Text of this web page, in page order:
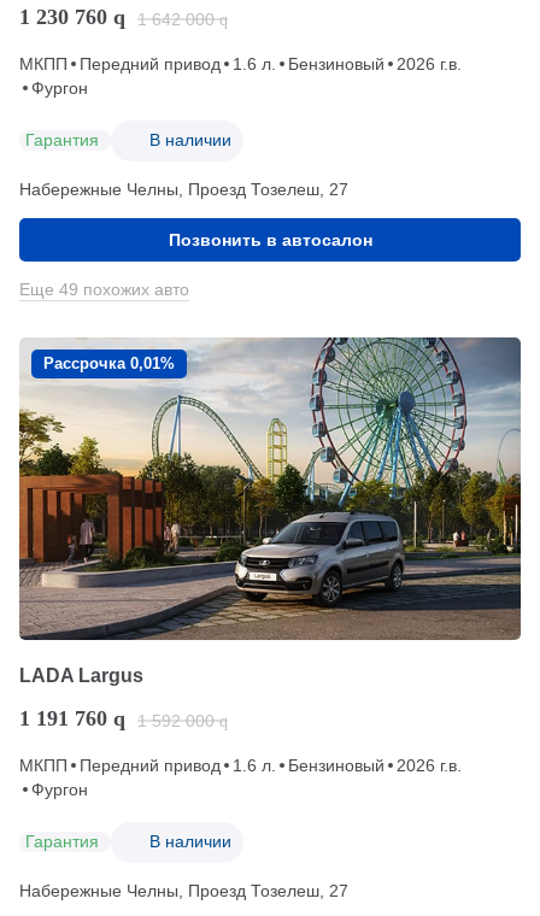
1 230 760 q 1 642 000 q
МКПП Передний привод 1.6 л. Бензиновый
2026 г.в.
Фургон
Гарантия В наличии
Набережные Челны, Проезд ​Тозелеш, 27
Позвонить в автосалон
Еще 49 похожих авто
Рассрочка 0,01%
LADA Largus
1 191 760 q 1 592 000 q
МКПП Передний привод 1.6 л. Бензиновый
2026 г.в.
Фургон
Гарантия В наличии
Набережные Челны, Проезд ​Тозелеш, 27